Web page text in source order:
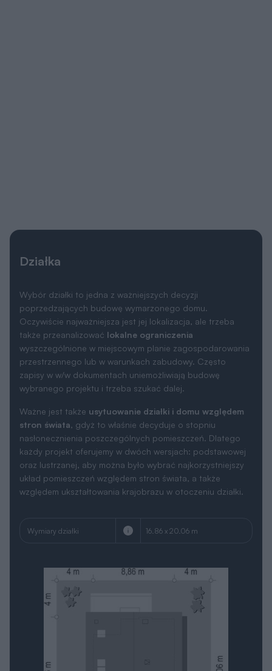
Działka
Wybór działki to jedna z ważniejszych decyzji
poprzedzających budowę wymarzonego domu.
Oczywiście najważniejsza jest jej lokalizacja, ale trzeba
także przeanalizować lokalne ograniczenia
wyszczególnione w miejscowym planie zagospodarowania
przestrzennego lub w warunkach zabudowy. Często
zapisy w w/w dokumentach uniemożliwiają budowę
wybranego projektu i trzeba szukać dalej.
Ważne jest także usytuowanie działki i domu względem
stron świata, gdyż to właśnie decyduje o stopniu
nasłonecznienia poszczególnych pomieszczeń. Dlatego
każdy projekt oferujemy w dwóch wersjach: podstawowej
oraz lustrzanej, aby można było wybrać najkorzystniejszy
układ pomieszczeń względem stron świata, a także
względem ukształtowania krajobrazu w otoczeniu działki.
Wymiary działki 16.86 x 20.06 m